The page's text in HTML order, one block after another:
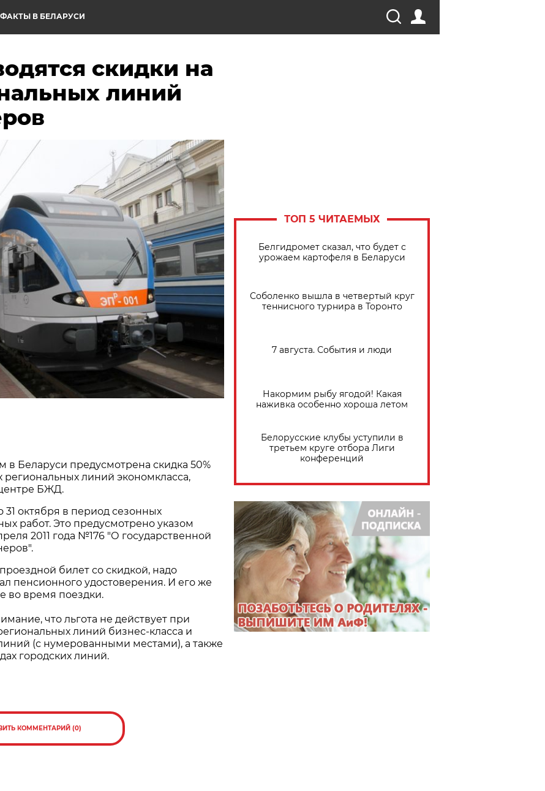
В БЕЛАРУСИ
скидки на
линий
в Беларуси предусмотрена скидка 50%
региональных линий экономкласса,
БЖД.
31 октября в период сезонных
работ. Это предусмотрено указом
2011 года №176 "О государственной
билет со скидкой, надо
пенсионного удостоверения. И его же
во время поездки.
что льгота не действует при
линий бизнес-класса и
(с нумерованными местами), а также
городских линий.
КОММЕНТАРИЙ (0)
ТОП 5 ЧИТАЕМЫХ
Белгидромет сказал, что будет с
урожаем картофеля в Беларуси
Соболенко вышла в четвертый круг
теннисного турнира в Торонто
7 августа. События и люди
Накормим рыбу ягодой! Какая
наживка особенно хороша летом
Белорусские клубы уступили в
третьем круге отбора Лиги
конференций